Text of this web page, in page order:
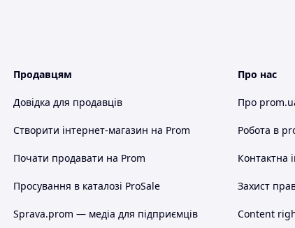
Продавцям
Довідка для продавців
Створити інтернет-магазин на Prom
Почати продавати на Prom
Просування в каталозі ProSale
Sprava.prom — медіа для підприємців
Про нас
Про
Робота в
Контактна
Захист
Content